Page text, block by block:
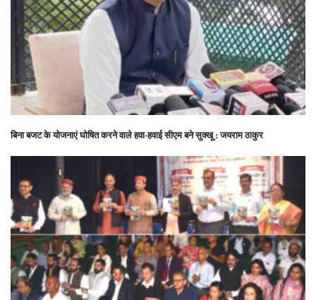
बिना बजट के योजनाएं घोषित करने वाले हवा-हवाई सीएम बने सुक्खू : जयराम ठाकुर